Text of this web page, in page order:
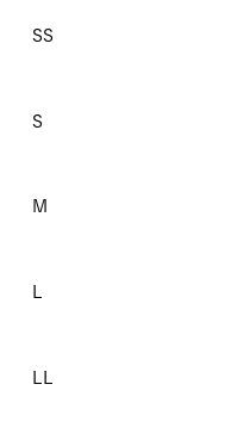
SS
S
M
LL